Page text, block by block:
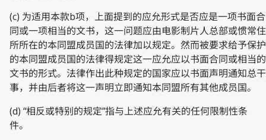
(c) 为适用本款b项，上面提到的应允形式是否应是一项书面合
同或一项相当的文书，这一问题应由电影制片人总部或惯常住
所所在的本同盟成员国的法律加以规定。然而被要求给予保护
的本同盟成员国的法律得规定这一应允应以书面合同或相当的
文书的形式。法律作出此种规定的国家应以书面声明通知总干
事，并由后者将这一声明立即通知本同盟所有其他成员国。
(d) “相反或特别的规定”指与上述应允有关的任何限制性条
件。